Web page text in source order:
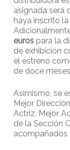
asignada será
haya inscrito
eurospara la
de exhibición
el estreno
de doce
Asimismo, se
Mejor
Actriz, Mejor
de la Sección
acompañados